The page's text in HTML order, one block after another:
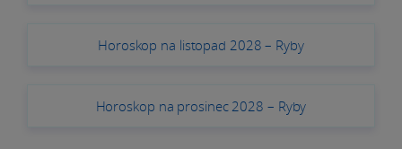
Horoskop na listopad 2028 – Ryby
Horoskop na prosinec 2028 – Ryby